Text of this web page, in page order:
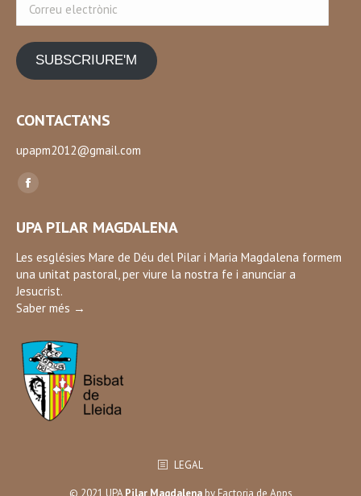
electrònic
SUBSCRIURE'M
CONTACTA’NS
upapm2012@gmail.com
Find us on:
Facebook
opens
in
new
window
UPA PILAR MAGDALENA
Les esglésies Mare de Déu del Pilar i Maria Magdalena formem
una unitat pastoral, per viure la nostra fe i anunciar a
Jesucrist.
Saber més →
LEGAL
© 2021 UPA Pilar Magdalenaby Factoria de Apps